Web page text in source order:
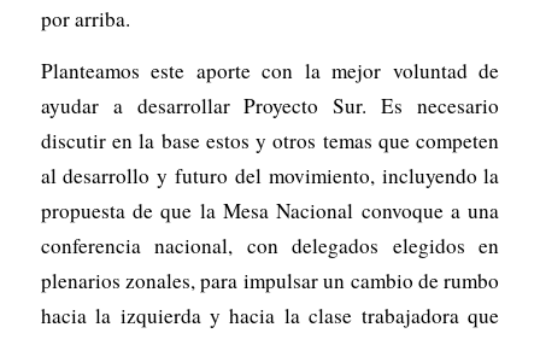
por arriba.
Planteamos este aporte con la mejor voluntad de
ayudar a desarrollar Proyecto Sur. Es necesario
discutir en la base estos y otros temas que competen
al desarrollo y futuro del movimiento, incluyendo la
propuesta de que la Mesa Nacional convoque a una
conferencia nacional, con delegados elegidos en
plenarios zonales, para impulsar un cambio de rumbo
hacia la izquierda y hacia la clase trabajadora que